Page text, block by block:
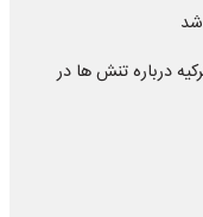
درباره تنش ها در